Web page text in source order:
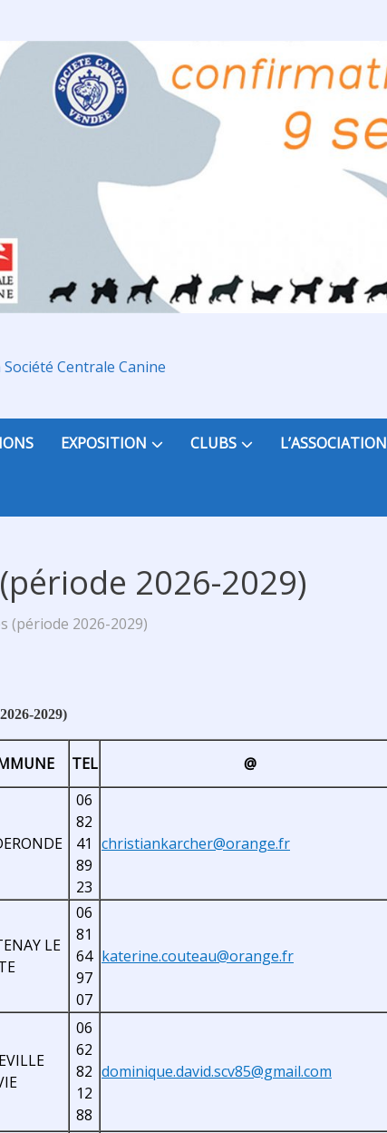
Centrale Canine
EXPOSITION CLUBS L’ASSOCIATION
2026-2029)
(période 2026-2029)
2029)
TEL @
06
82
41
89
23
christiankarcher@orange.fr
LE
06
81
64
97
07
katerine.couteau@orange.fr
06
62
82
12
88
dominique.david.scv85@gmail.com